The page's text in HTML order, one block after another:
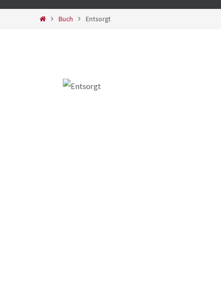
springen
StartBuch Entsorgt